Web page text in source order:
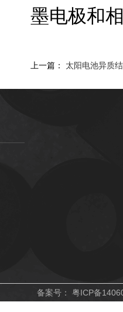
墨电极和
上一篇： 太阳电池异质
备案号： 粤ICP备